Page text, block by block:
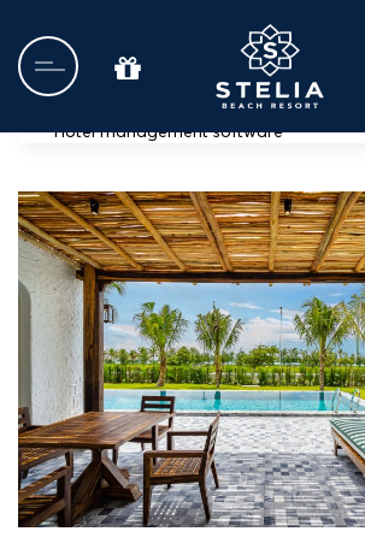
Trang chủ
Về chúng tôi
Ẩm thực
Tin tức
Dịch vụ Cưới và Sự kiện
Hotel management software